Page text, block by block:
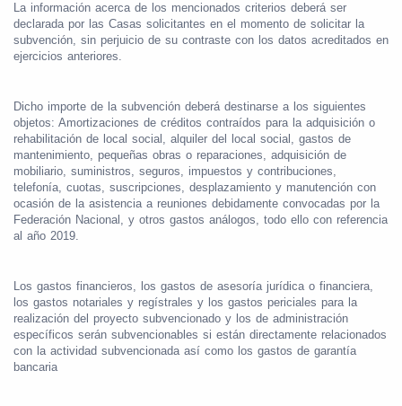
La información acerca de los mencionados criterios deberá ser
declarada por las Casas solicitantes en el momento de solicitar la
subvención, sin perjuicio de su contraste con los datos acreditados en
ejercicios anteriores.
Dicho importe de la subvención deberá destinarse a los siguientes
objetos: Amortizaciones de créditos contraídos para la adquisición o
rehabilitación de local social, alquiler del local social, gastos de
mantenimiento, pequeñas obras o reparaciones, adquisición de
mobiliario, suministros, seguros, impuestos y contribuciones,
telefonía, cuotas, suscripciones, desplazamiento y manutención con
ocasión de la asistencia a reuniones debidamente convocadas por la
Federación Nacional, y otros gastos análogos, todo ello con referencia
al año 2019.
Los gastos financieros, los gastos de asesoría jurídica o financiera,
los gastos notariales y regístrales y los gastos periciales para la
realización del proyecto subvencionado y los de administración
específicos serán subvencionables si están directamente relacionados
con la actividad subvencionada así como los gastos de garantía
bancaria